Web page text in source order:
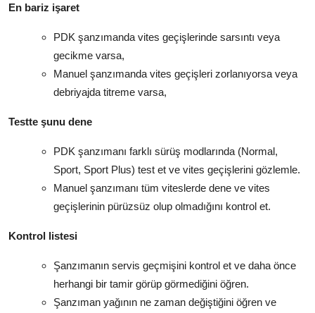
En bariz işaret
PDK şanzımanda vites geçişlerinde sarsıntı veya
gecikme varsa,
Manuel şanzımanda vites geçişleri zorlanıyorsa veya
debriyajda titreme varsa,
Testte şunu dene
PDK şanzımanı farklı sürüş modlarında (Normal,
Sport, Sport Plus) test et ve vites geçişlerini gözlemle.
Manuel şanzımanı tüm viteslerde dene ve vites
geçişlerinin pürüzsüz olup olmadığını kontrol et.
Kontrol listesi
Şanzımanın servis geçmişini kontrol et ve daha önce
herhangi bir tamir görüp görmediğini öğren.
Şanzıman yağının ne zaman değiştiğini öğren ve